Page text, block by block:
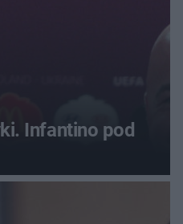
Infantino pod